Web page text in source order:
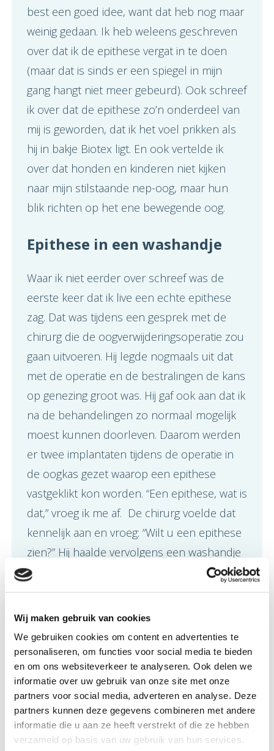
Wij maken gebruik van cookies
We gebruiken cookies om content en advertenties te
personaliseren, om functies voor social media te bieden
en om ons websiteverkeer te analyseren. Ook delen we
informatie over uw gebruik van onze site met onze
partners voor social media, adverteren en analyse. Deze
partners kunnen deze gegevens combineren met andere
informatie die u aan ze heeft verstrekt of die ze hebben
verzameld op basis van uw gebruik van hun services.
best een goed idee, want dat heb nog maar
weinig gedaan. Ik heb weleens geschreven
over dat ik de epithese vergat in te doen
(maar dat is sinds er een spiegel in mijn
gang hangt niet meer gebeurd). Ook schreef
ik over dat de epithese zo’n onderdeel van
mij is geworden, dat ik het voel prikken als
hij in bakje Biotex ligt. En ook vertelde ik
over dat honden en kinderen niet kijken
naar mijn stilstaande nep-oog, maar hun
blik richten op het ene bewegende oog.
Epithese in een washandje
Waar ik niet eerder over schreef was de
eerste keer dat ik live een echte epithese
zag. Dat was tijdens een gesprek met de
chirurg die de oogverwijderingsoperatie zou
gaan uitvoeren. Hij legde nogmaals uit dat
met de operatie en de bestralingen de kans
op genezing groot was. Hij gaf ook aan dat ik
na de behandelingen zo normaal mogelijk
moest kunnen doorleven. Daarom werden
er twee implantaten tijdens de operatie in
de oogkas gezet waarop een epithese
vastgeklikt kon worden. “Een epithese, wat is
dat,” vroeg ik me af. De chirurg voelde dat
kennelijk aan en vroeg: “Wilt u een epithese
zien?” Hij haalde vervolgens een washandje
uit de zak van zijn doktersjas waarin een
epithese met een blauw oogje zat. Ik zal
verbaasd, misschien wel verbijsterd, maar
zeker geëmotioneerd naar het ding gekeken
hebben. Ik vroeg me intussen af wat ik daar
toch mee moest? De arts wachtte stil en
geduldig op mijn reactie. Uiteindelijk won
mijn gevoel voor humor het. Ik gaf de
epithese terug en zei ik: “Doe er dan wel
een bruin oog in, in plaats van deze blauwe,